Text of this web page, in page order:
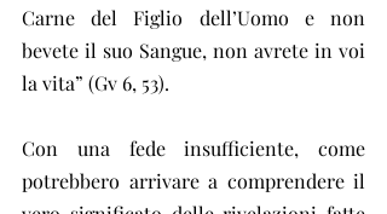
Carne del Figlio dell’Uomo e non
bevete il suo Sangue, non avrete in voi
la vita” (Gv 6, 53).
Con una fede insufficiente, come
potrebbero arrivare a comprendere il